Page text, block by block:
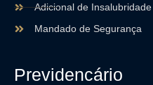
Adicional de
Mandado de Segurança
Previdencário